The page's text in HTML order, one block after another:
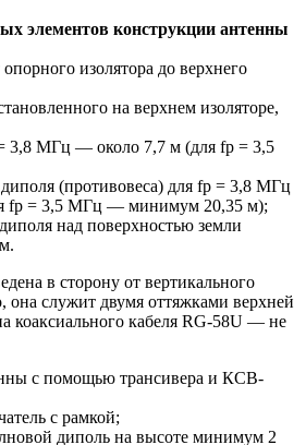
элементов конструкции антенны
изолятора до верхнего
на верхнем изоляторе,
3,8 МГц — около 7,7 м (для fp = 3,5
(противовеса) для fp = 3,8 МГц
fp = 3,5 МГц — минимум 20,35 м);
над поверхностью земли
в сторону от вертикального
она служит двумя оттяжками верхней
коаксиального кабеля RG-58U — не
с помощью трансивера и КСВ-
с рамкой;
диполь на высоте минимум 2